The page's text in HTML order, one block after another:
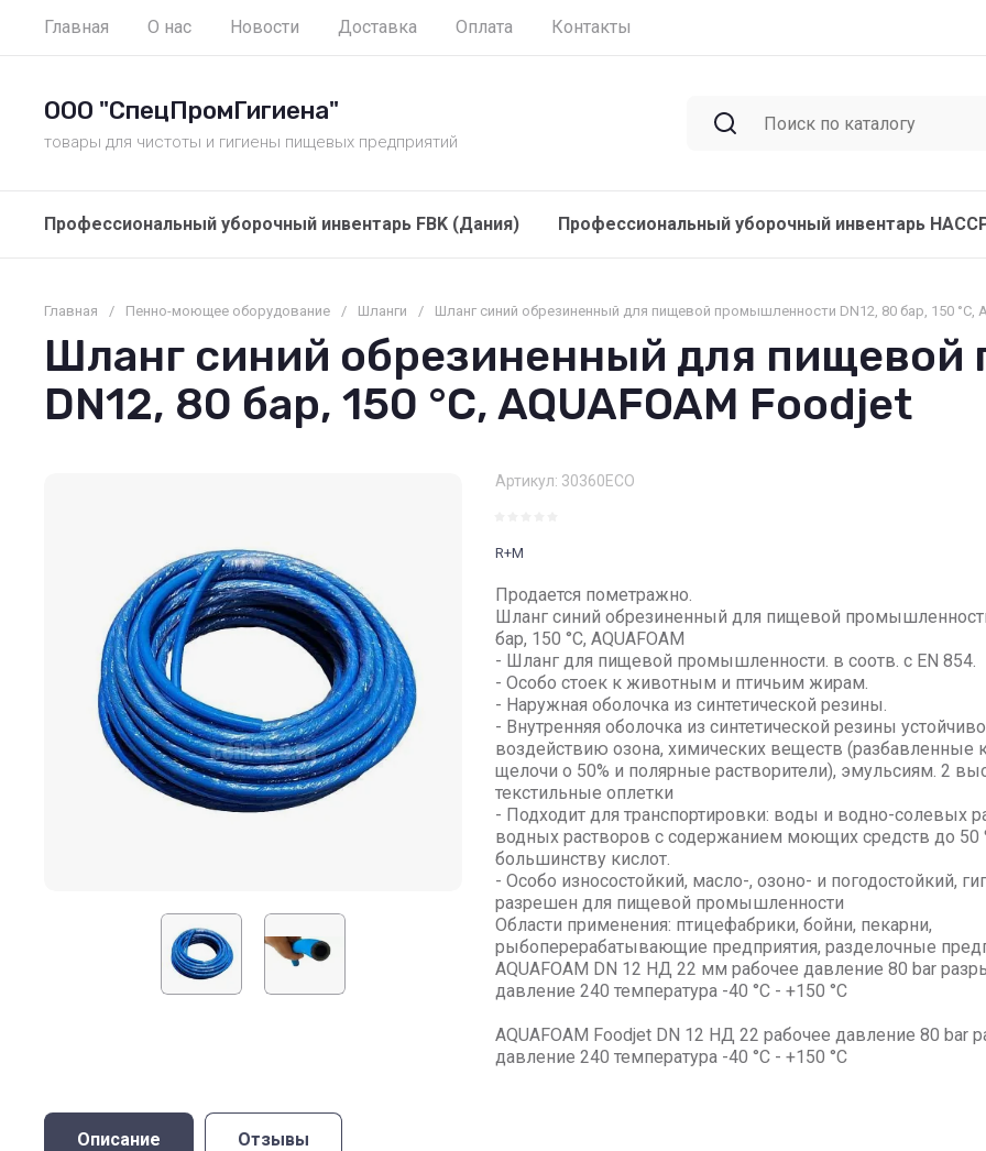
Главная О нас Новости Доставка Оплата Контакты
ООО "СпецПромГигиена"
товары для чистоты и гигиены пищевых предприятий
Профессиональный уборочный инвентарь FBK (Дания) Профессиональный уборочный инвентарь
Главная / Пенно-моющее оборудование / Шланги / Шланг синий обрезиненный для пищевой промышленности DN12, 80 бар, 150 °C,
Шланг синий обрезиненный для
DN12, 80 бар, 150 °C, AQUAFOAM Foodjet
Артикул: 30360ECO
R+M
Продается пометражно.
Шланг синий обрезиненный для пищевой
бар, 150 °C, AQUAFOAM
- Шланг для пищевой промышленности. в соотв. с EN 854.
- Особо стоек к животным и птичьим жирам.
- Наружная оболочка из синтетической резины.
- Внутренняя оболочка из синтетической резины
воздействию озона, химических веществ (разбавленные
щелочи о 50% и полярные растворители), эмульсиям. 2
текстильные оплетки
- Подходит для транспортировки: воды и водно-солевых
водных растворов с содержанием моющих средств до 50
большинству кислот.
- Особо износостойкий, масло-, озоно- и погодостойкий,
разрешен для пищевой промышленности
Области применения: птицефабрики, бойни, пекарни,
рыбоперерабатывающие предприятия, разделочные
AQUAFOAM DN 12 НД 22 мм рабочее давление 80 bar
давление 240 температура -40 °C - +150 °C
AQUAFOAM Foodjet DN 12 НД 22 рабочее давление 80 bar
давление 240 температура -40 °C - +150 °C
Описание Отзывы